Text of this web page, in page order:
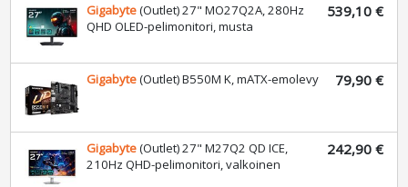
Gigabyte(Outlet) 27" MO27Q2A, 280Hz
QHD OLED-pelimonitori, musta
539,10 €
Gigabyte(Outlet) B550M K, mATX-emolevy 79,90 €
Gigabyte(Outlet) 27" M27Q2 QD ICE,
210Hz QHD-pelimonitori, valkoinen
242,90 €